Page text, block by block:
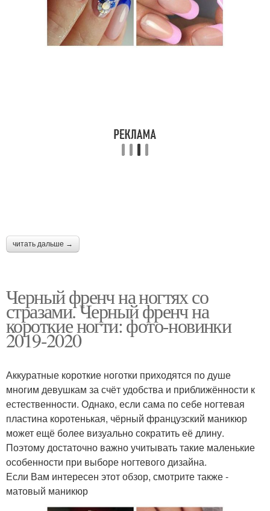
читать дальше →
Черный френч на ногтях со
стразами. Черный френч на
короткие ногти: фото-новинки
2019-2020
Аккуратные короткие ноготки приходятся по душе
многим девушкам за счёт удобства и приближённости к
естественности. Однако, если сама по себе ногтевая
пластина коротенькая, чёрный французский маникюр
может ещё более визуально сократить её длину.
Поэтому достаточно важно учитывать такие маленькие
особенности при выборе ногтевого дизайна.
Если Вам интересен этот обзор, смотрите также -
матовый маникюр